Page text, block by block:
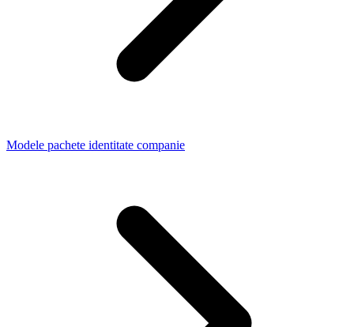
Modele pachete identitate companie